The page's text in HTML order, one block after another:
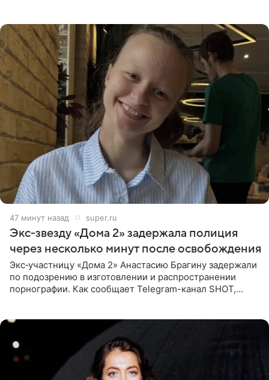
47 минут назад super.ru
Экс‑звезду «Дома 2» задержала полиция
через несколько минут после освобождения
Экс‑участницу «Дома 2» Анастасию Брагину задержали
по подозрению в изготовлении и распространении
порнографии. Как сообщает Telegram-канал SHOT,